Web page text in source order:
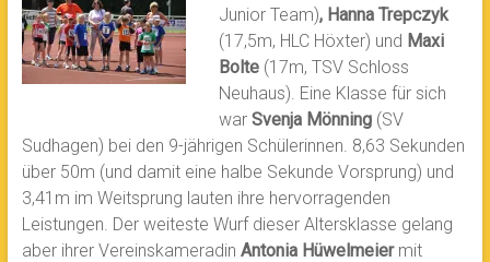
Junior Team), Hanna Trepczyk
(17,5m, HLC Höxter) und Maxi
Bolte(17m, TSV Schloss
Neuhaus). Eine Klasse für sich
war Svenja Mönning(SV
Sudhagen) bei den 9-jährigen Schülerinnen. 8,63 Sekunden
über 50m (und damit eine halbe Sekunde Vorsprung) und
3,41m im Weitsprung lauten ihre hervorragenden
Leistungen. Der weiteste Wurf dieser Altersklasse gelang
aber ihrer Vereinskameradin Antonia Hüwelmeiermit